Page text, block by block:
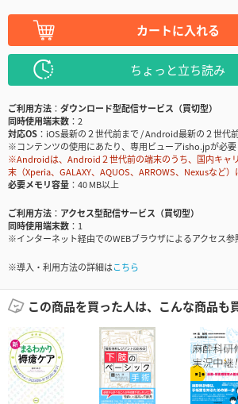
カートに入れる
ちょっと立ち読み
ご利用方法
ダウンロード型配信サービス（買切型）
同時使用端末数
2
対応OS
iOS最新の２世代前まで / Android最新の２世代
※コンテンツの使用にあたり、専用ビューアisho.jpが必要
※Androidは、Android２世代前の端末のうち、国内キャ
末（Xperia、GALAXY、AQUOS、ARROWS、Nexusなど
必要メモリ容量
40 MB以上
ご利用方法
アクセス型配信サービス（買切型）
同時使用端末数
1
※インターネット経由でのWEBブラウザによるアクセス参
※導入・利用方法の詳細はこちら
この商品を買った人は、こんな商品も